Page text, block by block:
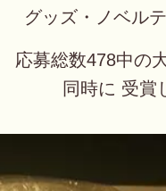
グッズ・ノベル
応募総数478中の
同時に 受賞